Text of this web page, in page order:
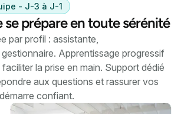
- J-3 à J-1
prépare en toute sérénité
par profil : assistante,
Apprentissage progressif
la prise en main. Support dédié
aux questions et rassurer vos
confiant.